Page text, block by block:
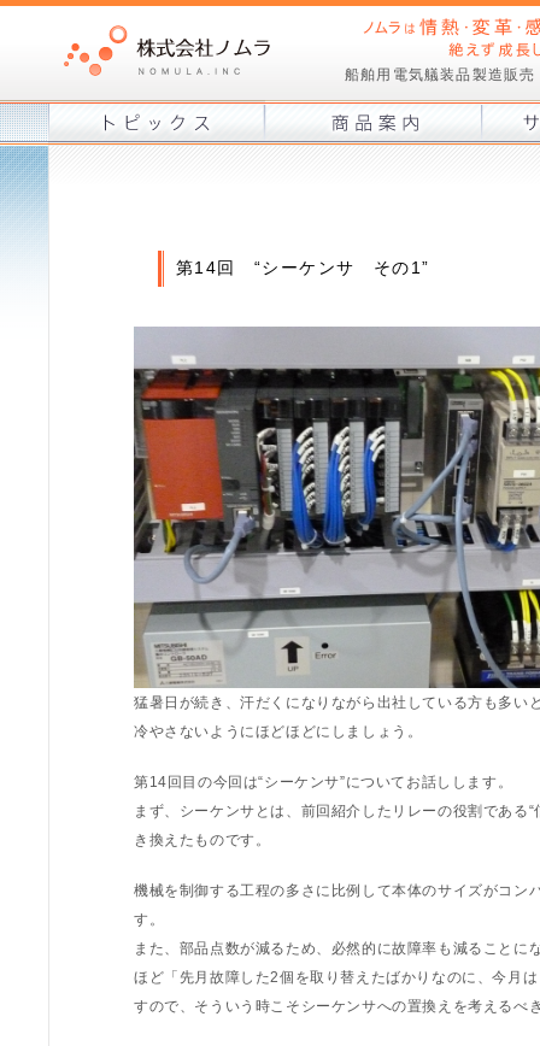
船舶用電気艤装品製造販
第14回 “シーケンサ その1”
猛暑日が続き、汗だくになりながら出社している方も多
冷やさないようにほどほどにしましょう。
第14回目の今回は“シーケンサ”についてお話しします。
まず、シーケンサとは、前回紹介したリレーの役割である
き換えたものです。
機械を制御する工程の多さに比例して本体のサイズがコ
す。
また、部品点数が減るため、必然的に故障率も減ること
ほど「先月故障した2個を取り替えたばかりなのに、今月
すので、そういう時こそシーケンサへの置換えを考えるべ